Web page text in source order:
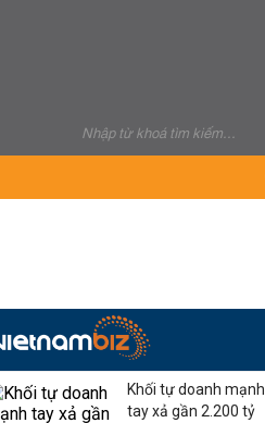
Khối tự doanh mạnh
tay xả gần 2.200 tỷ